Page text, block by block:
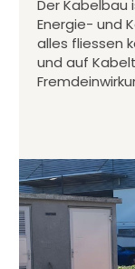
Der Kabelbau
Energie- und
alles fliessen
und auf